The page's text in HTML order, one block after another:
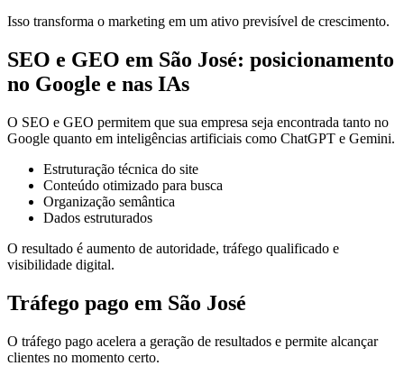
Isso transforma o marketing em um ativo previsível de crescimento.
SEO e GEO em São José: posicionamento
no Google e nas IAs
O SEO e GEO permitem que sua empresa seja encontrada tanto no
Google quanto em inteligências artificiais como ChatGPT e Gemini.
Estruturação técnica do site
Conteúdo otimizado para busca
Organização semântica
Dados estruturados
O resultado é aumento de autoridade, tráfego qualificado e
visibilidade digital.
Tráfego pago em São José
O tráfego pago acelera a geração de resultados e permite alcançar
clientes no momento certo.